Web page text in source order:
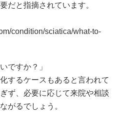
だと指摘されています。
condition/sciatica/what-to-
ですか？」
するケースもあると言われて
ず、必要に応じて来院や相談
がるでしょう。